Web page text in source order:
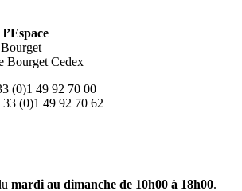
Bourget Cedex
(0)1 49 92 70 00
(0)1 49 92 70 62
mardi au dimanche de 10h00 à 18h00.